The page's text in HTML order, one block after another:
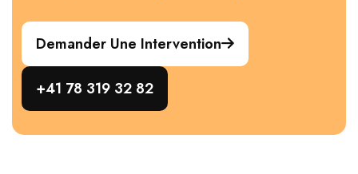
Demander Une Intervention
+41 78 319 32 82